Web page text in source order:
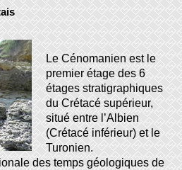
Le Cénomanien est le
premier étage des 6
étages stratigraphiques
du Crétacé supérieur,
situé entre l’Albien
(Crétacé inférieur) et le
Turonien.
des temps géologiques de